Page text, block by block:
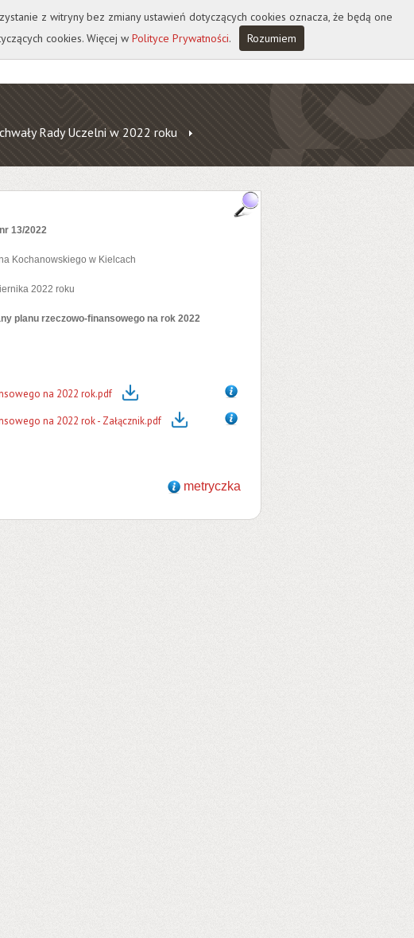
A
Rady Uczelni w 2022 roku
13/2022
Kochanowskiego w Kielcach
2022 roku
planu rzeczowo-finansowego na rok 2022
na 2022 rok.pdf
na 2022 rok - Załącznik.pdf
metryczka
z witryny bez zmiany ustawień dotyczących cookies oznacza, że będą one
cookies. Więcej w Polityce Prywatności. Rozumiem